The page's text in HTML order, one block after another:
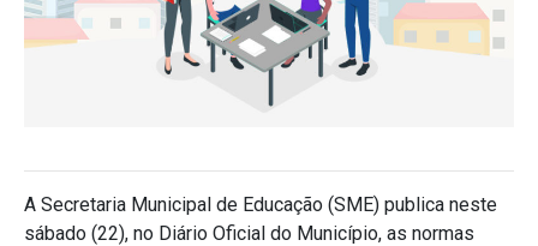
A Secretaria Municipal de Educação (SME) publica neste
sábado (22), no Diário Oficial do Município, as normas